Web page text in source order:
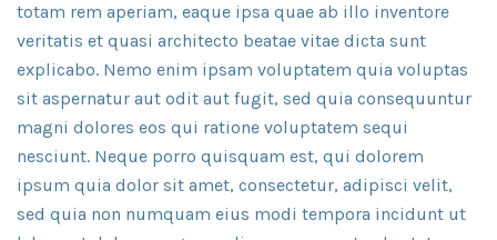
totam rem aperiam, eaque ipsa quae ab illo inventore
veritatis et quasi architecto beatae vitae dicta sunt
explicabo. Nemo enim ipsam voluptatem quia voluptas
sit aspernatur aut odit aut fugit, sed quia consequuntur
magni dolores eos qui ratione voluptatem sequi
nesciunt. Neque porro quisquam est, qui dolorem
ipsum quia dolor sit amet, consectetur, adipisci velit,
sed quia non numquam eius modi tempora incidunt ut